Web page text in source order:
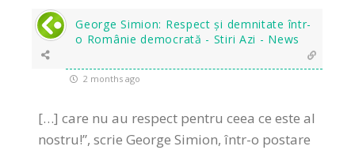
George Simion: Respect și demnitate într-
o Românie democrată - Stiri Azi - News
2 months ago
[…] care nu au respect pentru ceea ce este al
nostru!”, scrie George Simion, într-o postare